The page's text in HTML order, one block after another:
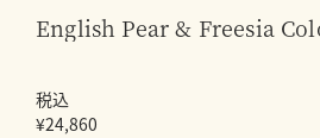
English Pear & Freesia
税込
¥24,860